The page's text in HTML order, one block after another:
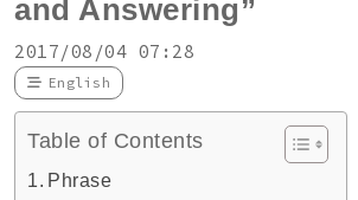
and Answering”
2017/08/04 07:28
English
Table of Contents
Phrase